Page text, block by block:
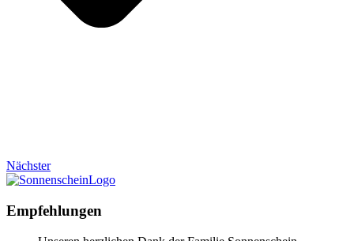
Nächster
Empfehlungen